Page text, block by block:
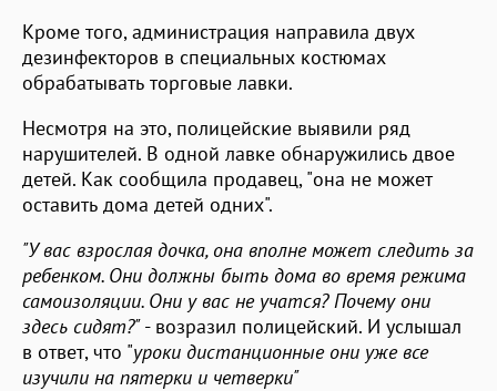
Кроме того, администрация направила двух
дезинфекторов в специальных костюмах
обрабатывать торговые лавки.
Несмотря на это, полицейские выявили ряд
нарушителей. В одной лавке обнаружились двое
детей. Как сообщила продавец, "она не может
оставить дома детей одних".
"У вас взрослая дочка, она вполне может следить за
ребенком. Они должны быть дома во время режима
самоизоляции. Они у вас не учатся? Почему они
здесь сидят?"- возразил полицейский. И услышал
в ответ, что "уроки дистанционные они уже все
изучили на пятерки и четверки"